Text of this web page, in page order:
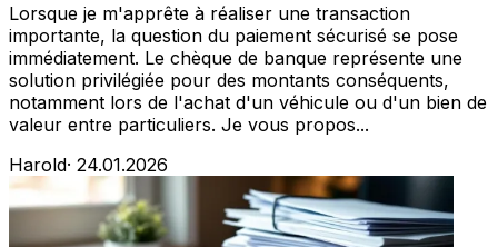
Lorsque je m'apprête à réaliser une transaction
importante, la question du paiement sécurisé se pose
immédiatement. Le chèque de banque représente une
solution privilégiée pour des montants conséquents,
notamment lors de l'achat d'un véhicule ou d'un bien de
valeur entre particuliers. Je vous propos...
Harold· 24.01.2026